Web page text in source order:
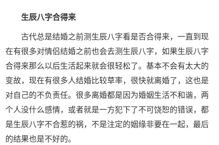
生辰八字合得来
古代总是结婚之前测生辰八字看是否合得来，一直到现
在有很多对情侣结婚之前也会去测生辰八字，如果生辰八字
合得来那么以后生活起来就会很轻松了。基本不会有太大的
变故，现在有很多人结婚比较草率，很快就离婚了，这也是
对自己的不负责任。很多离婚都是因为婚姻生活不和谐，两
个人没什么感情，或者就是一方犯下了不可饶恕的错误，都
是生辰八字不合惹的祸，不是注定的姻缘非要在一起，最后
的结果也是不好的。